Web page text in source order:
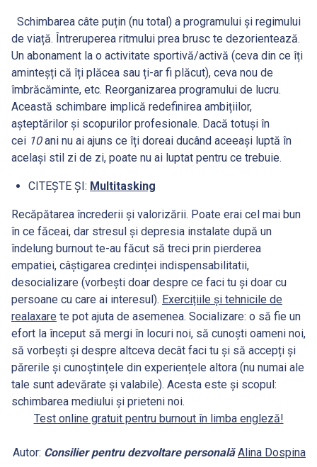
Schimbarea câte puțin (nu total) a programului și regimului
de viață. Întreruperea ritmului prea brusc te dezorientează.
Un abonament la o activitate sportivă/activă (ceva din ce îți
aminteșți că îți plăcea sau ți-ar fi plăcut), ceva nou de
îmbrăcăminte, etc. Reorganizarea programului de lucru.
Această schimbare implică redefinirea ambițiilor,
așteptărilor și scopurilor profesionale. Dacă totuși în
cei 10ani nu ai ajuns ce îți doreai ducând aceeași luptă în
același stil zi de zi, poate nu ai luptat pentru ce trebuie.
CITEȘTE ȘI: Multitasking
Recăpătarea încrederii și valorizării. Poate erai cel mai bun
în ce făceai, dar stresul și depresia instalate după un
îndelung burnout te-au făcut să treci prin pierderea
empatiei, câștigarea credinței indispensabilitatii,
desocializare (vorbești doar despre ce faci tu și doar cu
persoane cu care ai interesul). Exercițiile și tehnicile de
realaxare te pot ajuta de asemenea. Socializare: o să fie un
efort la început să mergi în locuri noi, să cunoști oameni noi,
să vorbești și despre altceva decât faci tu și să accepți și
părerile și cunoștințele din experiențele altora (nu numai ale
tale sunt adevărate și valabile). Acesta este și scopul:
schimbarea mediului și prieteni noi.
Test online gratuit pentru burnout în limba engleză!
Autor: Consilier pentru dezvoltare personalăAlina Dospina